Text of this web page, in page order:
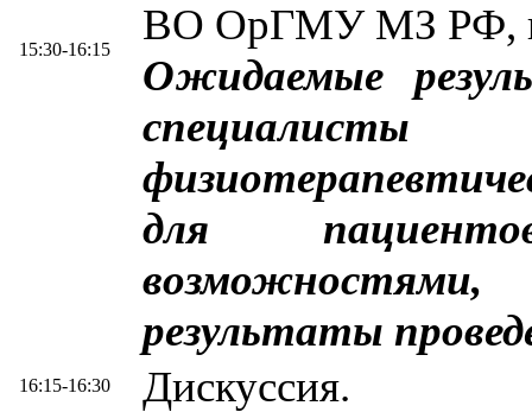
15:30-16:15
ВО ОрГМУ МЗ РФ,
Ожидаемые
специалисты
для
результаты
16:15-16:30 Дискуссия.